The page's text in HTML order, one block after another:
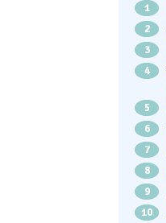
1
2
3
4
5
6
7
8
9
10